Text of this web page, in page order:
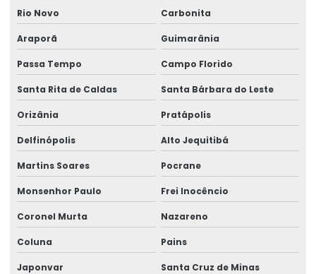
Rio Novo Carbonita
Araporã Guimarânia
Passa Tempo Campo Florido
Santa Rita de Caldas Santa Bárbara do Leste
Orizânia Pratápolis
Delfinópolis Alto Jequitibá
Martins Soares Pocrane
Monsenhor Paulo Frei Inocêncio
Coronel Murta Nazareno
Coluna Pains
Japonvar Santa Cruz de Minas